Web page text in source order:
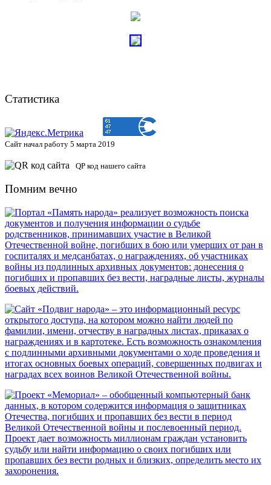
Статистика
Сайт начал работу 5 марта 2019
QP код нашего сайта
Помним вечно